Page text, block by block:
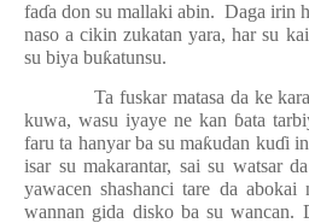
faɗa don su mallaki abin. Daga irin
naso a cikin zukatan yara, har su
su biya buƙatunsu.
Ta fuskar matasa da ke
kuwa, wasu iyaye ne kan ɓata
faru ta hanyar ba su maƙudan kuɗi
isar su makarantar, sai su watsar
yawacen shashanci tare da abokai
wannan gida disko ba su wancan.